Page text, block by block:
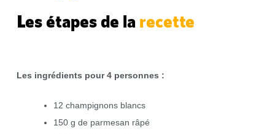
Les étapes de la recette
Les ingrédients pour 4 personnes :
12 champignons blancs
150 g de parmesan râpé